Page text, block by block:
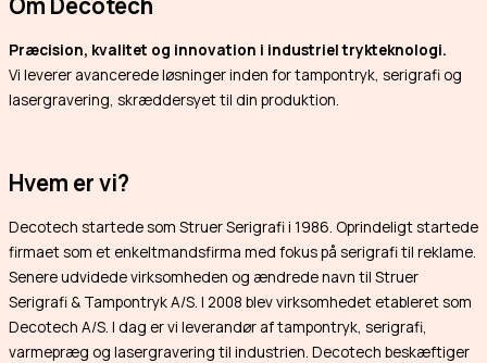
Præcision, kvalitet og innovation i industriel trykteknologi.
Vi leverer avancerede løsninger inden for tampontryk, serigrafi og
lasergravering, skræddersyet til din produktion.
Hvem er vi?
Decotech startede som Struer Serigrafi i 1986. Oprindeligt startede
firmaet som et enkeltmandsfirma med fokus på serigrafi til reklame.
Senere udvidede virksomheden og ændrede navn til Struer
Serigrafi & Tampontryk A/S. I 2008 blev virksomhedet etableret som
Decotech A/S. I dag er vi leverandør af tampontryk, serigrafi,
varmepræg og lasergravering til industrien. Decotech beskæftiger